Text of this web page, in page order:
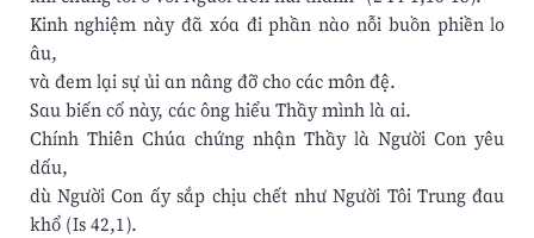
Kinh nghiệm này đã xóa đi phần nào nỗi buồn phiền lo
âu,
và đem lại sự ủi an nâng đỡ cho các môn đệ.
Sau biến cố này, các ông hiểu Thầy mình là ai.
Chính Thiên Chúa chứng nhận Thầy là Người Con yêu
dấu,
dù Người Con ấy sắp chịu chết như Người Tôi Trung đau
khổ (Is 42,1).